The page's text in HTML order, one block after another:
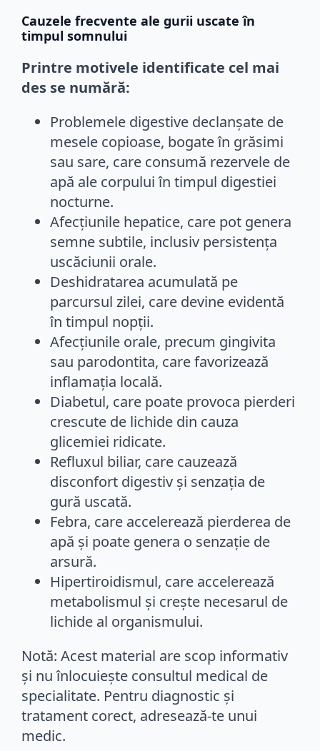
Cauzele frecvente ale gurii uscate în
timpul somnului
Printre motivele identificate cel mai
des se numără:
Problemele digestive declanșate de
mesele copioase, bogate în grăsimi
sau sare, care consumă rezervele de
apă ale corpului în timpul digestiei
nocturne.
Afecțiunile hepatice, care pot genera
semne subtile, inclusiv persistența
uscăciunii orale.
Deshidratarea acumulată pe
parcursul zilei, care devine evidentă
în timpul nopții.
Afecțiunile orale, precum gingivita
sau parodontita, care favorizează
inflamația locală.
Diabetul, care poate provoca pierderi
crescute de lichide din cauza
glicemiei ridicate.
Refluxul biliar, care cauzează
disconfort digestiv și senzația de
gură uscată.
Febra, care accelerează pierderea de
apă și poate genera o senzație de
arsură.
Hipertiroidismul, care accelerează
metabolismul și crește necesarul de
lichide al organismului.
Notă: Acest material are scop informativ
și nu înlocuiește consultul medical de
specialitate. Pentru diagnostic și
tratament corect, adresează-te unui
medic.